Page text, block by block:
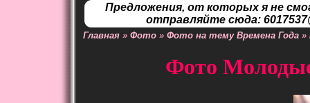
Предложения, от которых я не
отправляйте сюда:
Главная » Фото » Фото на тему Времена Года »
Фото Молодые